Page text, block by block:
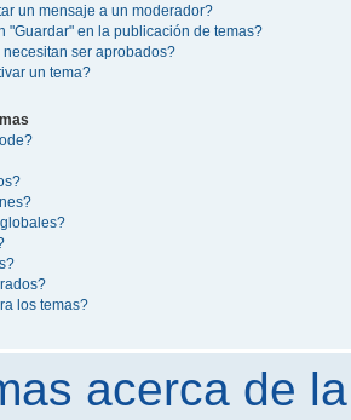
un mensaje a un moderador?
"Guardar" en la publicación de temas?
ser aprobados?
un tema?
los temas?
acerca de